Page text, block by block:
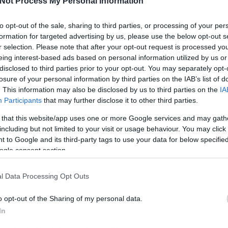
opt-out of the sale, sharing to third parties, or processing of your
for targeted advertising by us, please use the below opt-out
selection. Please note that after your opt-out request is processed
interest-based ads based on personal information utilized by us
to third parties prior to your opt-out. You may separately
of your personal information by third parties on the IAB’s list of
This information may also be disclosed by us to third parties on the
Participants that may further disclose it to other third parties.
this website/app uses one or more Google services and may
but not limited to your visit or usage behaviour. You may
to Google and its third-party tags to use your data for below
consent section.
Data Processing Opt Outs
opt-out of the Sharing of my personal data.
első